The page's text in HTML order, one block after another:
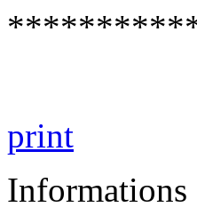
print
Informations